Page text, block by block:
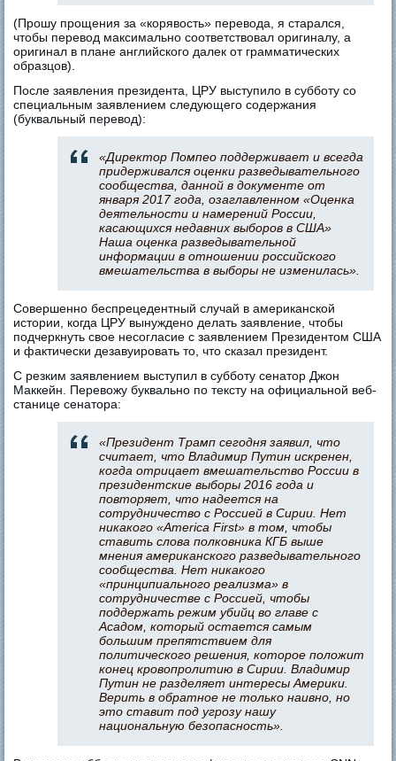
(Прошу прощения за «корявость» перевода, я старался,
чтобы перевод максимально соответствовал оригиналу, а
оригинал в плане английского далек от грамматических
образцов).
После заявления президента, ЦРУ выступило в субботу со
специальным заявлением следующего содержания
(буквальный перевод):
«Директор Помпео поддерживает и всегда
придерживался оценки разведывательного
сообщества, данной в документе от
января 2017 года, озаглавленном «Оценка
деятельности и намерений России,
касающихся недавних выборов в США»
Наша оценка разведывательной
информации в отношении российского
вмешательства в выборы не изменилась».
Совершенно беспрецедентный случай в американской
истории, когда ЦРУ вынуждено делать заявление, чтобы
подчеркнуть свое несогласие с заявлением Президентом США
и фактически дезавуировать то, что сказал президент.
С резким заявлением выступил в субботу сенатор Джон
Маккейн. Перевожу буквально по тексту на официальной веб-
станице сенатора:
«Президент Трамп сегодня заявил, что
считает, что Владимир Путин искренен,
когда отрицает вмешательство России в
президентские выборы 2016 года и
повторяет, что надеется на
сотрудничество с Россией в Сирии. Нет
никакого «America First» в том, чтобы
ставить слова полковника КГБ выше
мнения американского разведывательного
сообщества. Нет никакого
«принципиального реализма» в
сотрудничестве с Россией, чтобы
поддержать режим убийц во главе с
Асадом, который остается самым
большим препятствием для
политического решения, которое положит
конец кровопролитию в Сирии. Владимир
Путин не разделяет интересы Америки.
Верить в обратное не только наивно, но
это ставит под угрозу нашу
национальную безопасность».